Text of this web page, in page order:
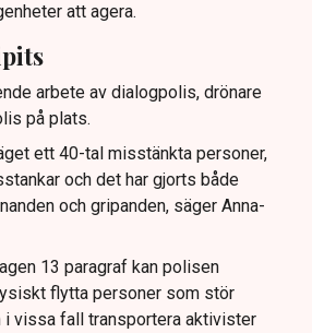
att agera.
arbete av dialogpolis, drönare
på plats.
ett 40-tal misstänkta personer,
och det har gjorts både
och gripanden, säger Anna-
13 paragraf kan polisen
flytta personer som stör
i vissa fall transportera aktivister